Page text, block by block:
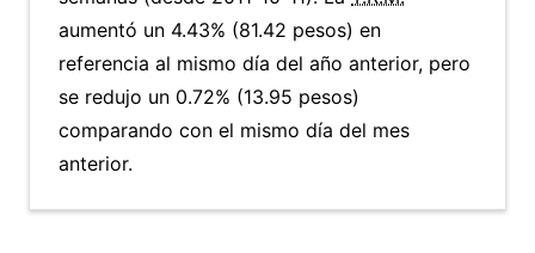
aumentó un 4.43% (81.42 pesos) en
referencia al mismo día del año anterior, pero
se redujo un 0.72% (13.95 pesos)
comparando con el mismo día del mes
anterior.